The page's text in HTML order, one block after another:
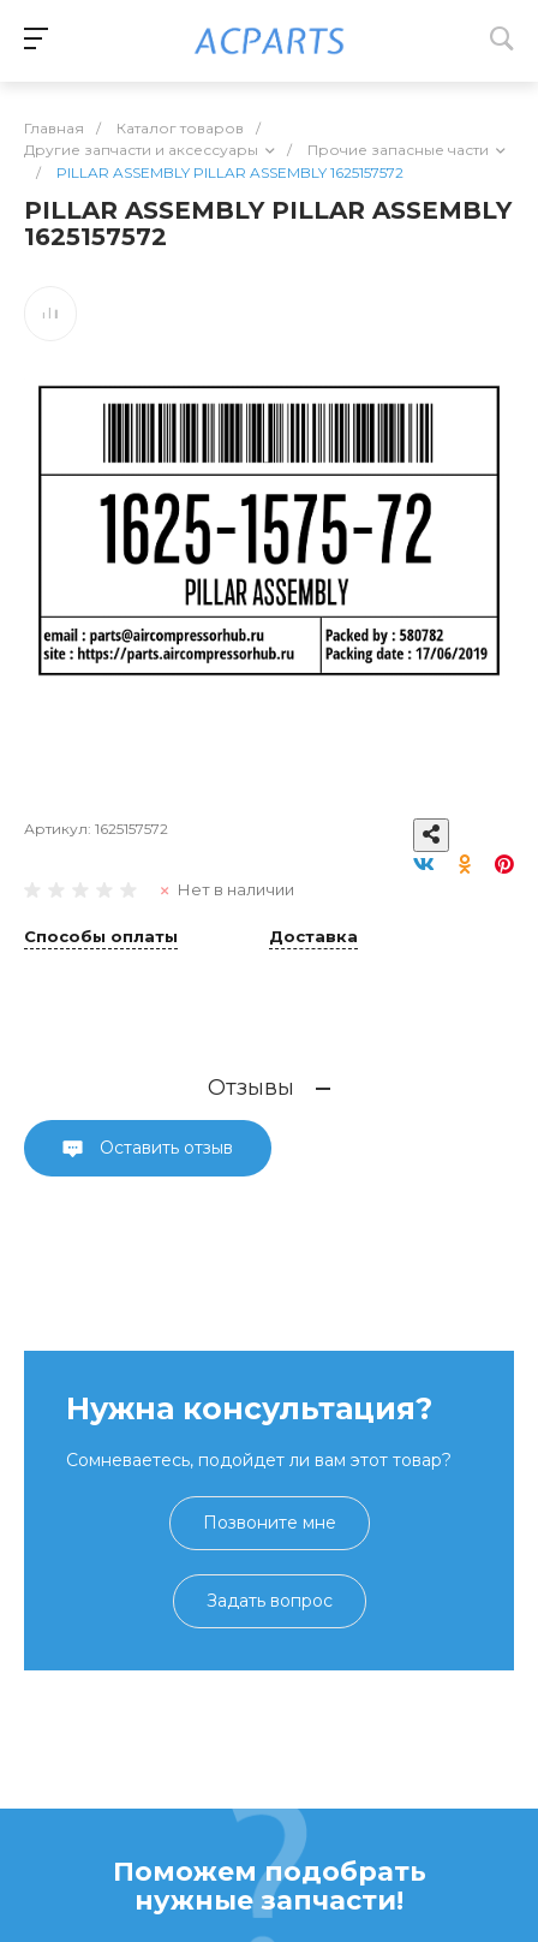
Главная / Каталог товаров
/
Другие запчасти и аксессуары
/
Прочие запасные части
/
PILLAR ASSEMBLY PILLAR ASSEMBLY 1625157572
PILLAR ASSEMBLY PILLAR ASSEMBLY
1625157572
Артикул: 1625157572
Нет в наличии
Способы оплаты Доставка
Отзывы
Оставить отзыв
Нужна консультация?
Сомневаетесь, подойдет ли вам этот товар?
Позвоните мне
Задать вопрос
Поможем подобрать
нужные запчасти!